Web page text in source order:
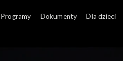
Programy Dokumenty Dla dzieci